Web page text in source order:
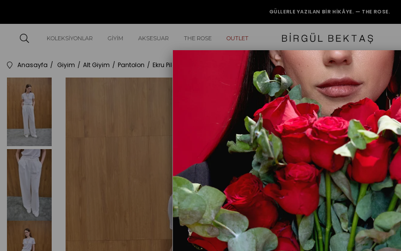
GÜLLERLE YAZILAN BIR HIKÂYE. — THE ROSE.
2000₺ VE ÜZERİ ALIŞVERİŞLERİNİZDE KARGO BEDAVA.
KOLEKSIYONLAR GIYIM AKSESUAR THE ROSE OUTLET
Anasayfa Giyim Alt Giyim Pantolon Ekru Pileli Palazzo Pantolon